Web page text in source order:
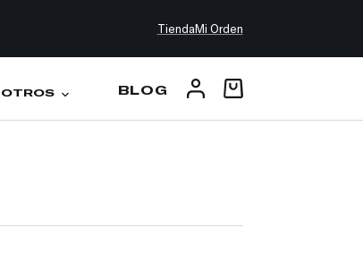
TiendaMi Orden
OTROS BLOG